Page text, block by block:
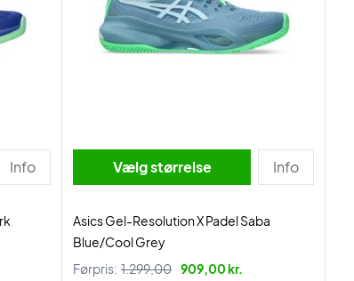
Info Vælg størrelse Info
Asics Gel-Resolution X Padel Saba
Blue/Cool Grey
Førpris: 1.299,00 909,00 kr.